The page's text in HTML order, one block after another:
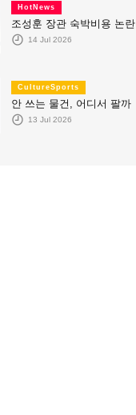
HotNews
조성훈 장관 숙박비용 논란
14 Jul 2026
CultureSports
안 쓰는 물건, 어디서 팔까
13 Jul 2026